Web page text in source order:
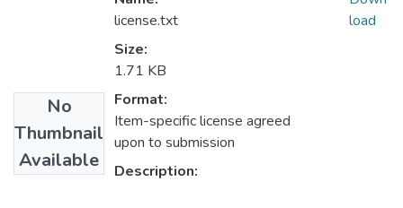
No
Thumbnail
Available
license.txt
Size:
1.71 KB
Format:
Item-specific license agreed
upon to submission
Description:
load